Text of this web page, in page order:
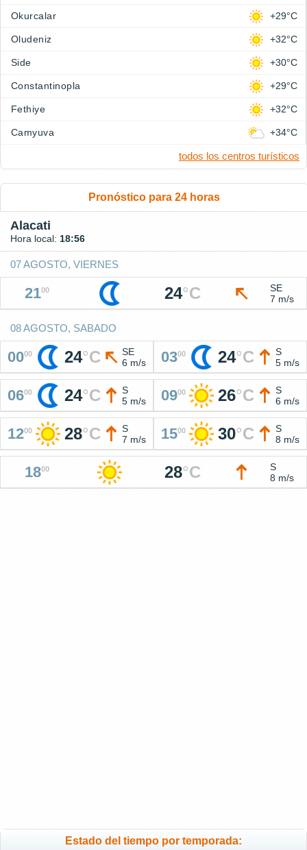
Okurcalar +29°C
Oludeniz +32°C
Side +30°C
Constantinopla +29°C
Fethiye +32°C
Camyuva +34°C
todos los centros turísticos
Pronóstico para 24 horas
Alacati
Hora local: 18:56
07 AGOSTO, VIERNES
2100 24°C
SE
7 m/s
08 AGOSTO, SABADO
0000 24°C
SE
6 m/s
0300 24°C
S
5 m/s
0600 24°C
S
5 m/s
0900 26°C
S
6 m/s
1200 28°C
S
7 m/s
1500 30°C
S
8 m/s
1800 28°C
S
8 m/s
Estado del tiempo por temporada: